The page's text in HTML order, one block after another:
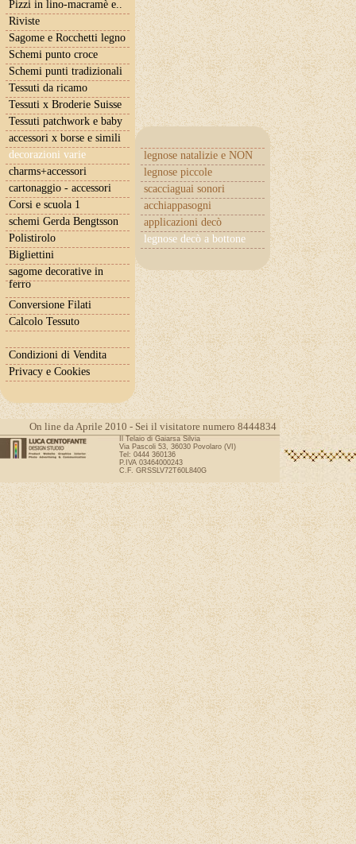
Pizzi in lino-macramè e..
Riviste
Sagome e Rocchetti legno
Schemi punto croce
Schemi punti tradizionali
Tessuti da ricamo
Tessuti x Broderie Suisse
Tessuti patchwork e baby
accessori x borse e simili
decorazioni varie
legnose natalizie e NON
legnose piccole
scacciaguai sonori
acchiappasogni
applicazioni decò
legnose decò a bottone
charms+accessori
cartonaggio - accessori
Corsi e scuola 1
schemi Gerda Bengtsson
Polistirolo
Bigliettini
sagome decorative in
ferro
Conversione Filati
Calcolo Tessuto
Condizioni di Vendita
Privacy e Cookies
On line da Aprile 2010 - Sei il visitatore numero 8444834
Il Telaio di Gaiarsa Silvia
Via Pascoli 53, 36030 Povolaro (VI)
Tel: 0444 360136
P.IVA 03464000243
C.F. GRSSLV72T60L840G